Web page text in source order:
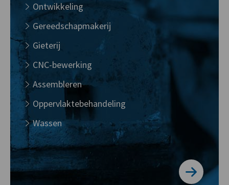
Ontwikkeling
Gereedschapmakerij
Gieterij
CNC-bewerking
Assembleren
Oppervlaktebehandeling
Wassen